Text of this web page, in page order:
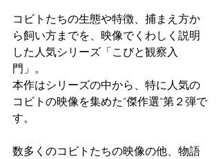
コビトたちの生態や特徴、捕まえ方か
ら飼い方までを、映像でくわしく説明
した人気シリーズ「こびと観察入
門」。
本作はシリーズの中から、特に人気の
コビトの映像を集めた”傑作選”第２弾で
す。
数多くのコビトたちの映像の他、物語